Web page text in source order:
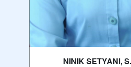
NINIK SETYANI,